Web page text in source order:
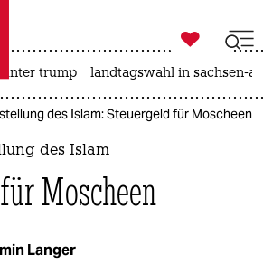
taz zahl ich
zahl ich

taz zahl ich
unter trump landtagswahl in sachsen-
des Islam: Steuergeld für Moscheen
des Islam
Moscheen
Langer